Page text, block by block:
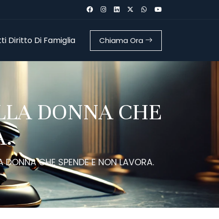
Diritto Di Famiglia Chiama Ora
DONNA CHE
DONNA CHE SPENDE E NON LAVORA.